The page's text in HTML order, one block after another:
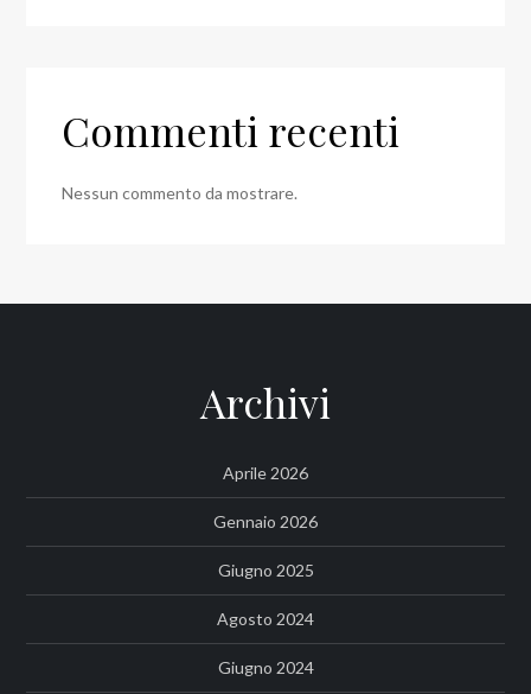
Commenti recenti
Nessun commento da mostrare.
Archivi
Aprile 2026
Gennaio 2026
Giugno 2025
Agosto 2024
Giugno 2024